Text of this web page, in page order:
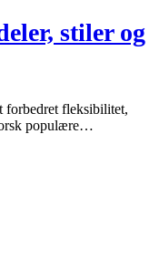
stiler og
forbedret fleksibilitet,
populære…